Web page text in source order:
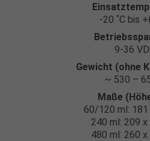
-20 ˚C bis
9-36
Gewicht (ohne
~ 530 –
Maße
60/120 ml: 181
240 ml: 209 x
480 ml: 260 x